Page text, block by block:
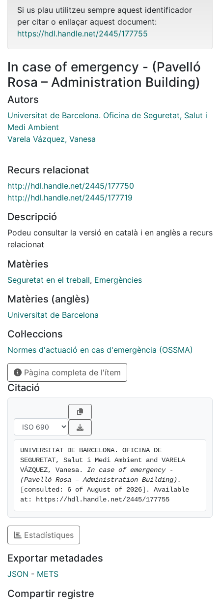
Si us plau utilitzeu sempre aquest identificador
per citar o enllaçar aquest document:
https://hdl.handle.net/2445/177755
In case of emergency - (Pavelló
Rosa – Administration Building)
Autors
Universitat de Barcelona. Oficina de Seguretat, Salut i
Medi Ambient
Varela Vázquez, Vanesa
Recurs relacionat
http://hdl.handle.net/2445/177750
http://hdl.handle.net/2445/177719
Descripció
Podeu consultar la versió en català i en anglès a recurs
relacionat
Matèries
Seguretat en el treball, Emergències
Matèries (anglès)
Universitat de Barcelona
Col·leccions
Normes d'actuació en cas d'emergència (OSSMA)
Pàgina completa de l'ítem
Citació
UNIVERSITAT DE BARCELONA. OFICINA DE
SEGURETAT, Salut i Medi Ambient and VARELA
VÁZQUEZ, Vanesa. In case of emergency -
(Pavelló Rosa – Administration Building).
[consulted: 6 of August of 2026]. Available
at: https://hdl.handle.net/2445/177755
Estadístiques
Exportar metadades
JSON - METS
Compartir registre